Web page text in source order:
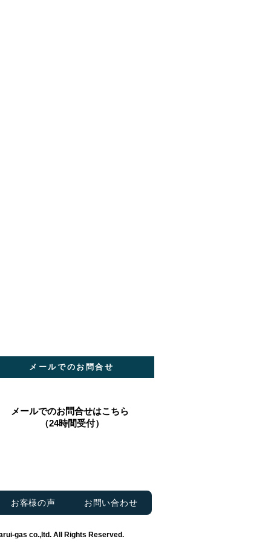
メールでのお問合せ
​メールでのお問合せはこちら
（24時間受付）
お客様の声 お問い合わせ
co.,ltd. All Rights Reserved.